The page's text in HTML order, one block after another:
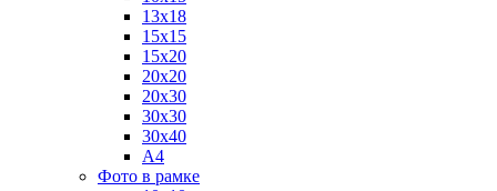
13х18
15х15
15х20
20х20
20х30
30х30
30х40
А4
Фото в рамке